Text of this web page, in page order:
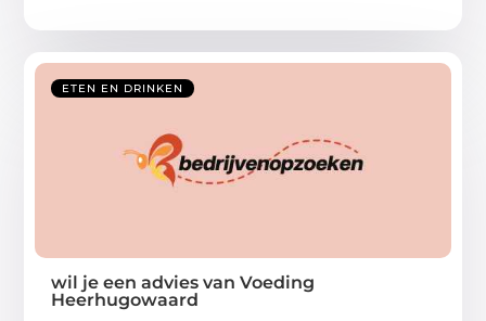
ETEN EN DRINKEN
wil je een advies van Voeding
Heerhugowaard